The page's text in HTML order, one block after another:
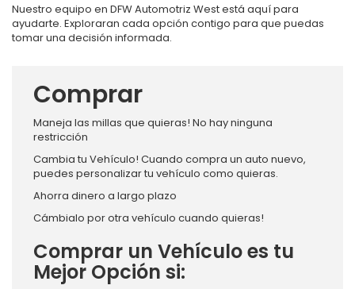
Nuestro equipo en DFW Automotriz West está aquí para
ayudarte. Exploraran cada opción contigo para que puedas
tomar una decisión informada.
Comprar
Maneja las millas que quieras! No hay ninguna
restricción
Cambia tu Vehículo! Cuando compra un auto nuevo,
puedes personalizar tu vehículo como quieras.
Ahorra dinero a largo plazo
Cámbialo por otra vehículo cuando quieras!
Comprar un Vehículo es tu
Mejor Opción si: